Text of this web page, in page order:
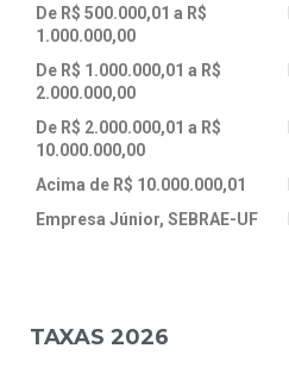
De R$ 500.000,01 a R$
1.000.000,00
De R$ 1.000.000,01 a R$
2.000.000,00
De R$ 2.000.000,01 a R$
10.000.000,00
Acima de R$ 10.000.000,01
Empresa Júnior, SEBRAE-UF
TAXAS 2026